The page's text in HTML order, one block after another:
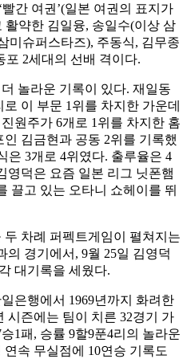
간 여권’(일본 여권의 표지가
약한 김일융, 송일수(이상 삼
미슈퍼스타즈), 주동식, 김무종
포 2세대의 선배 격이다.
놀라운 기록이 있다. 재일동
이 부문 1위를 차지한 가운데
원주가 6개로 1위를 차지한 홈
김금현과 공동 2위를 기록했
은 3개로 4위였다. 출루율은 4
영덕은 요즘 일본 리그 닛폰햄
끌고 있는 오타니 쇼헤이를 뛰
차례 퍼펙트게임이 펼쳐지는
의 경기에서, 9월 25일 김영덕
대기록을 세웠다.
은행에서 1969년까지 화려한
시즌에는 팀이 치른 32경기 가
1패, 승률 9할9푼4리의 놀라운
속 무실점에 10연승 기록도